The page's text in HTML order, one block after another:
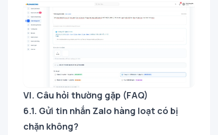
VI. Câu hỏi thường gặp (FAQ)
6.1. Gửi tin nhắn Zalo hàng loạt có bị
chặn không?